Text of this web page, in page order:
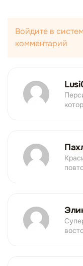
Войдите в
комментарий